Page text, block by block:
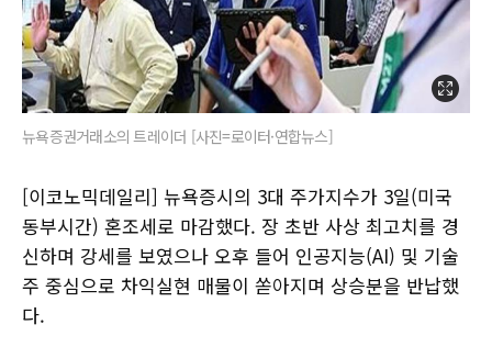
뉴욕증권거래소의 트레이더 [사진=로이터·연합뉴스]
[이코노믹데일리] 뉴욕증시의 3대 주가지수가 3일(미국
동부시간) 혼조세로 마감했다. 장 초반 사상 최고치를 경
신하며 강세를 보였으나 오후 들어 인공지능(AI) 및 기술
주 중심으로 차익실현 매물이 쏟아지며 상승분을 반납했
다.